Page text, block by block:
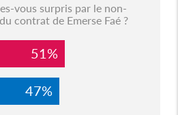
vous surpris par le non-
contrat de Emerse Faé ?
51%
47%